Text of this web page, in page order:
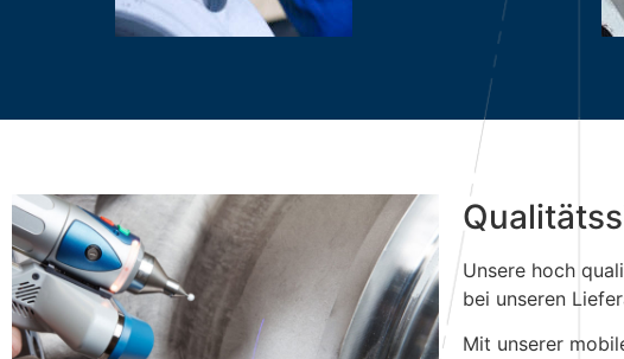
Unsere hoch
bei unseren
Mit unserer